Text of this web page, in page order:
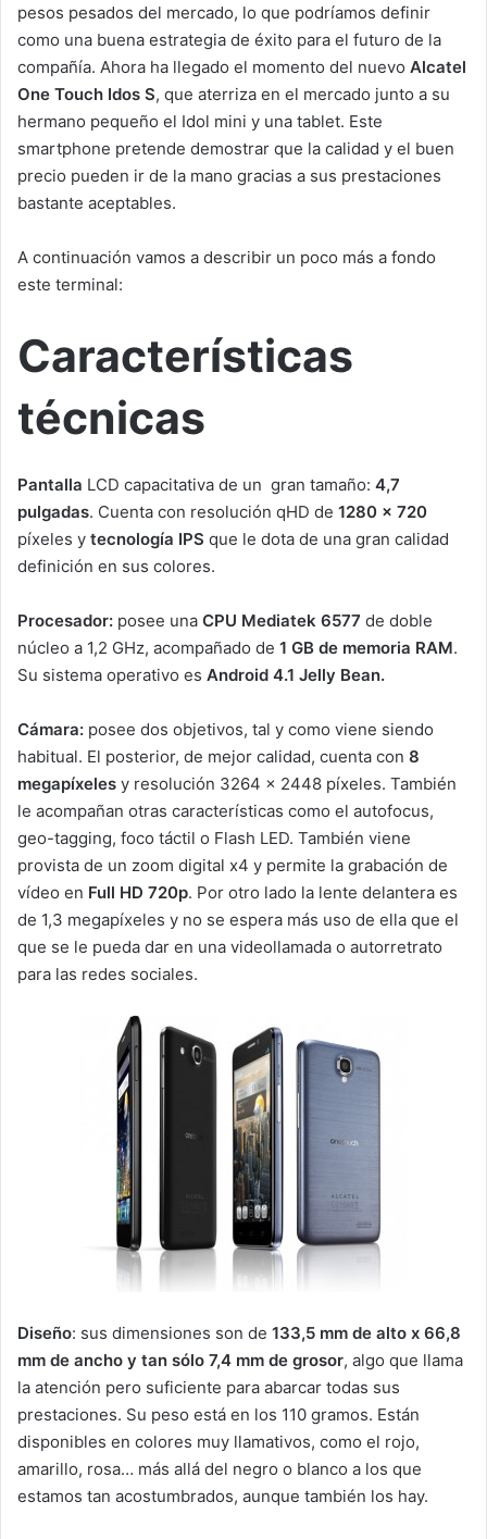
pesos pesados del mercado, lo que podríamos definir
como una buena estrategia de éxito para el futuro de la
compañía. Ahora ha llegado el momento del nuevo Alcatel
One Touch Idos S, que aterriza en el mercado junto a su
hermano pequeño el Idol mini y una tablet. Este
smartphone pretende demostrar que la calidad y el buen
precio pueden ir de la mano gracias a sus prestaciones
bastante aceptables.
A continuación vamos a describir un poco más a fondo
este terminal:
Características
técnicas
Pantalla LCD capacitativa de un gran tamaño: 4,7
pulgadas. Cuenta con resolución qHD de 1280 x 720
píxeles y tecnología IPS que le dota de una gran calidad
definición en sus colores.
Procesador: posee una CPU Mediatek 6577 de doble
núcleo a 1,2 GHz, acompañado de 1 GB de memoria RAM.
Su sistema operativo es Android 4.1 Jelly Bean.
Cámara: posee dos objetivos, tal y como viene siendo
habitual. El posterior, de mejor calidad, cuenta con 8
megapíxeles y resolución 3264 x 2448 píxeles. También
le acompañan otras características como el autofocus,
geo-tagging, foco táctil o Flash LED. También viene
provista de un zoom digital x4 y permite la grabación de
vídeo en Full HD 720p. Por otro lado la lente delantera es
de 1,3 megapíxeles y no se espera más uso de ella que el
que se le pueda dar en una videollamada o autorretrato
para las redes sociales.
Diseño: sus dimensiones son de 133,5 mm de alto x 66,8
mm de ancho y tan sólo 7,4 mm de grosor, algo que llama
la atención pero suficiente para abarcar todas sus
prestaciones. Su peso está en los 110 gramos. Están
disponibles en colores muy llamativos, como el rojo,
amarillo, rosa… más allá del negro o blanco a los que
estamos tan acostumbrados, aunque también los hay.